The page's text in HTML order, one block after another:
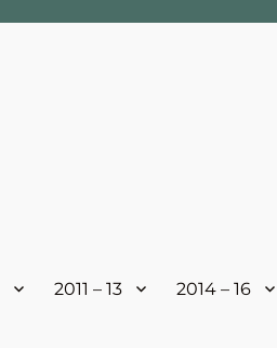
2011 – 13 2014 – 16